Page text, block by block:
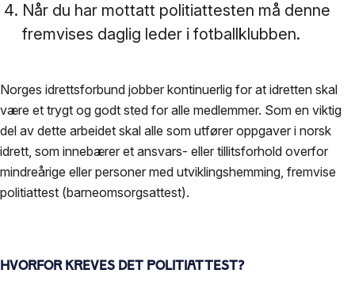
Når du har mottatt politiattesten må denne
fremvises daglig leder i fotballklubben.
Norges idrettsforbund jobber kontinuerlig for at idretten skal
være et trygt og godt sted for alle medlemmer. Som en viktig
del av dette arbeidet skal alle som utfører oppgaver i norsk
idrett, som innebærer et ansvars- eller tillitsforhold overfor
mindreårige eller personer med utviklingshemming, fremvise
politiattest (barneomsorgsattest).
Hvorfor kreves det politiattest?